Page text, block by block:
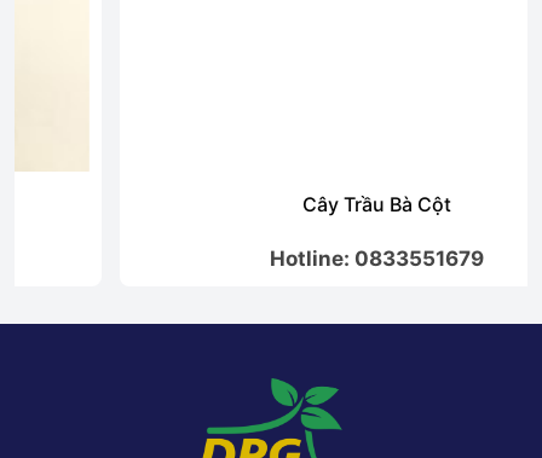
Cây Trầu Bà Cột
Hotline: 0833551679